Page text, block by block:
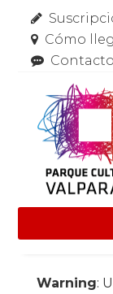
Cómo
Contacto
Warning: